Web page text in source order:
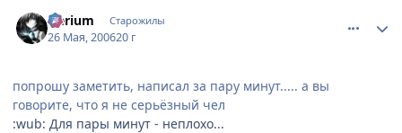
Nerium Старожилы
26 Мая, 200620 г
попрошу заметить, написал за пару минут..... а вы
говорите, что я не серьёзный чел
:wub: Для пары минут - неплохо...